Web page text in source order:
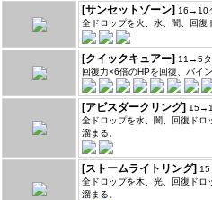
[サンセットゾーン] 16→10
全ドロップを火、水、闇、回復
[クイックキュアー] 11→5タ
回復力×6倍のHPを回復、バイ
[アビスダークリング]
全ドロップを水、闇、回復ドロ
溜まる。
[ストームライトリング]
全ドロップを木、光、回復ドロ
溜まる。